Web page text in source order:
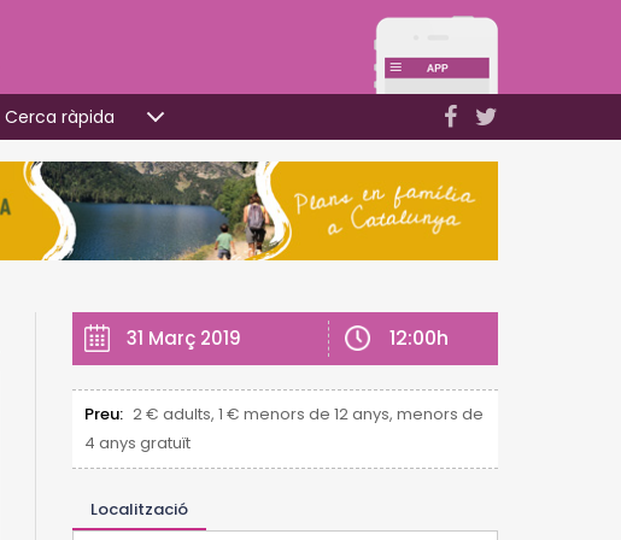
Cerca ràpida
31 Març 2019 12:00h
Preu: 2 € adults, 1 € menors de 12 anys, menors de
4 anys gratuït
Localització